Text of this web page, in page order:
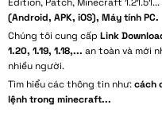
Edition, Patch, Minecraft
(Android, APK, iOS), Máy tính PC.
Chúng tôi cung cấp Link
1.20, 1.19, 1.18,... an toàn và mới
nhiều người.
Tìm hiểu các thông tin như:cách
lệnh trong minecraft...